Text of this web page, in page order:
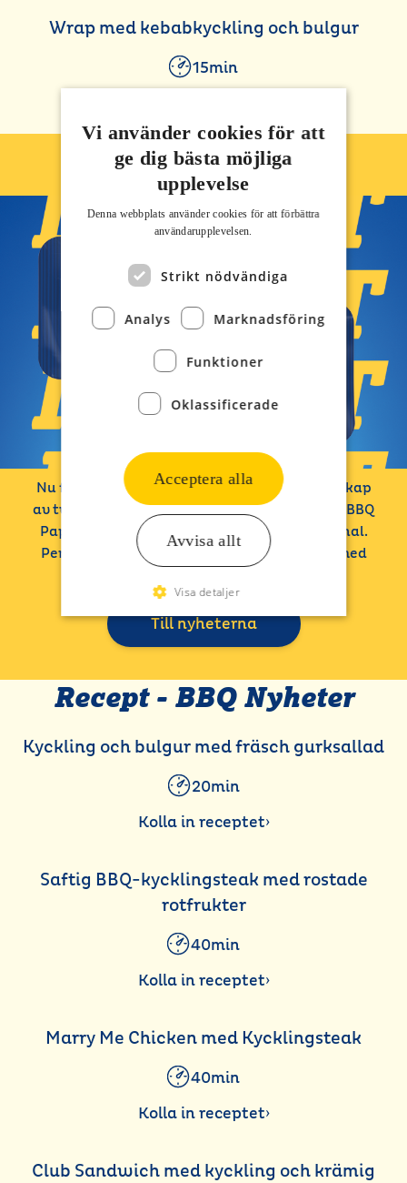
Wrap med kebabkyckling och bulgur
15min
BBQ Nyheter!
Nu får vårt färdigmarinerade sortiment sällskap
av två riktigt smakrika nyheter: Tunna Filéer, BBQ
Paprika & Örter och Kycklingsteak BBQ Original.
Perfekt att tillaga i pannan eller på grillen med
Till nyheterna
Recept - BBQ Nyheter
Kyckling och bulgur med fräsch gurksallad
20min
Kolla in receptet›
Saftig BBQ-kycklingsteak med rostade
rotfrukter
40min
Kolla in receptet›
Marry Me Chicken med Kycklingsteak
40min
Kolla in receptet›
Club Sandwich med kyckling och krämig
Vi använder cookies för att
ge dig bästa möjliga
upplevelse
Denna webbplats använder cookies för att för­bättra
användar­upplevelsen.
Strikt nödvändiga
Analys Marknadsföring
Funktioner
Oklassificerade
Acceptera alla
Avvisa allt
Visa detaljer